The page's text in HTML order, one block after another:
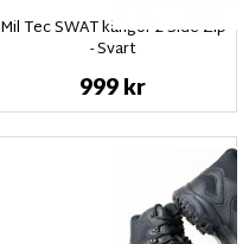
Mil Tec SWAT kängor 2-Side Zip
- Svart
999 kr